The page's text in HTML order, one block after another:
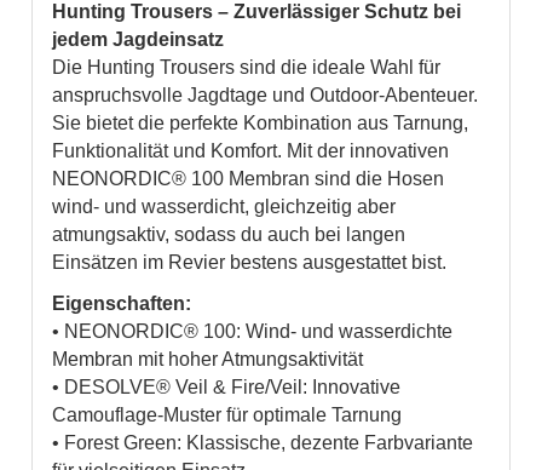
Hunting Trousers – Zuverlässiger Schutz bei
jedem Jagdeinsatz
Die Hunting Trousers sind die ideale Wahl für
anspruchsvolle Jagdtage und Outdoor-Abenteuer.
Sie bietet die perfekte Kombination aus Tarnung,
Funktionalität und Komfort. Mit der innovativen
NEONORDIC® 100 Membran sind die Hosen
wind- und wasserdicht, gleichzeitig aber
atmungsaktiv, sodass du auch bei langen
Einsätzen im Revier bestens ausgestattet bist.
Eigenschaften:
• NEONORDIC® 100: Wind- und wasserdichte
Membran mit hoher Atmungsaktivität
• DESOLVE® Veil & Fire/Veil: Innovative
Camouflage-Muster für optimale Tarnung
• Forest Green: Klassische, dezente Farbvariante